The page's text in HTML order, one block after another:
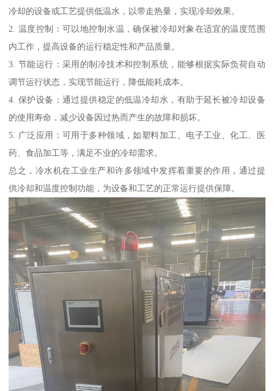
冷却的设备或工艺提供低温水，以带走热量，实现冷却效果。
2. 温度控制：可以地控制水温，确保被冷却对象在适宜的温度范围
内工作，提高设备的运行稳定性和产品质量。
3. 节能运行：采用的制冷技术和控制系统，能够根据实际负荷自动
调节运行状态，实现节能运行，降低能耗成本。
4. 保护设备：通过提供稳定的低温冷却水，有助于延长被冷却设备
的使用寿命，减少设备因过热而产生的故障和损坏。
5. 广泛应用：可用于多种领域，如塑料加工、电子工业、化工、医
药、食品加工等，满足不业的冷却需求。
总之，冷水机在工业生产和许多领域中发挥着重要的作用，通过提
供冷却和温度控制功能，为设备和工艺的正常运行提供保障。